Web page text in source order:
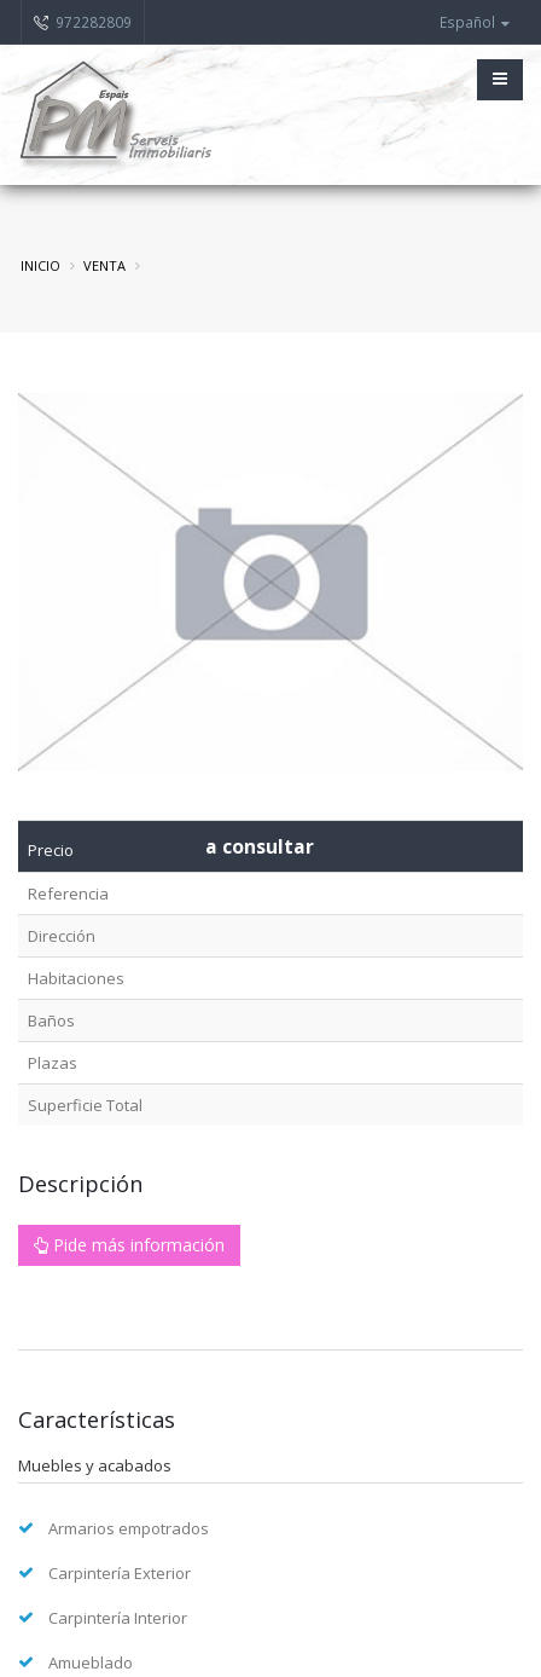
972282809 Español
INICIO VENTA
Precio a consultar
Referencia
Dirección
Habitaciones
Baños
Plazas
Superficie Total
Descripción
Pide más información
Características
Muebles y acabados
Armarios empotrados
Carpintería Exterior
Carpintería Interior
Amueblado